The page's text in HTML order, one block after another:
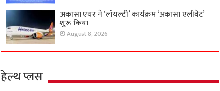
अकासा एयर ने ‘लॉयल्टी’ कार्यक्रम ‘अकासा एलीवेट’
शुरू किया
August 8, 2026
हेल्थ प्लस